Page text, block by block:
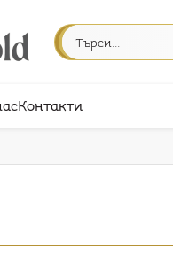
Контакти